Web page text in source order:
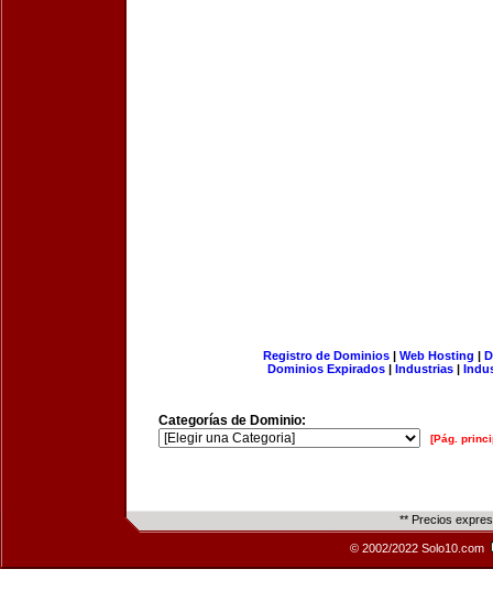
Registro de Dominios| Web Hosting |
Dominios Expirados | Industrias |
Categorías de Dominio:
[Pág.
** Precios
© 2002/2022 Solo10.com